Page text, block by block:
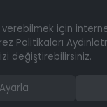
verebilmek için
Politikaları
değiştirebilirsiniz.